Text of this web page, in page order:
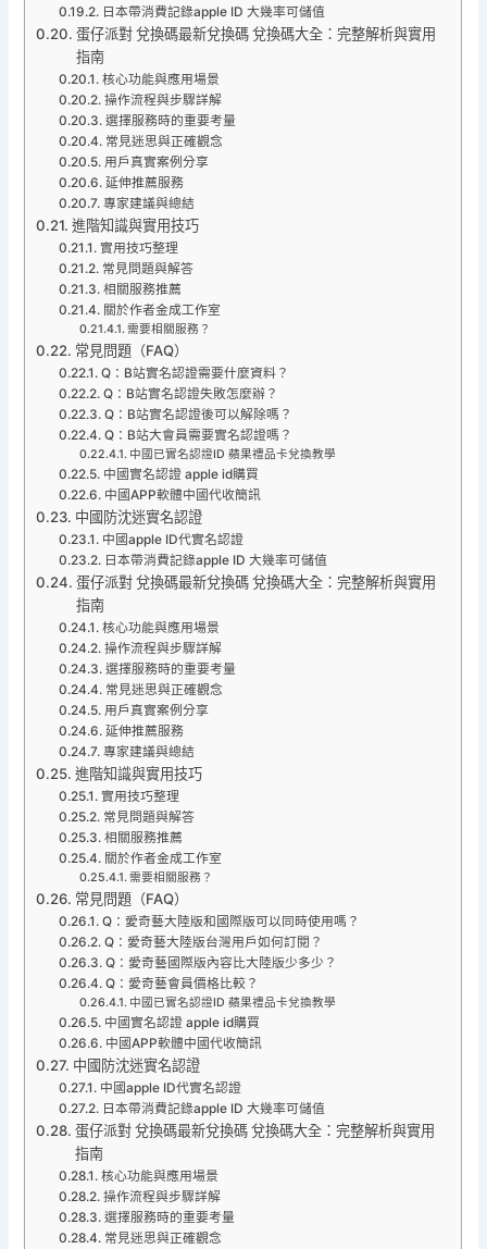
日本帶消費記錄apple ID 大幾率可儲值
蛋仔派對 兌換碼最新兌換碼 兌換碼大全：完整解析與實用
指南
核心功能與應用場景
操作流程與步驟詳解
選擇服務時的重要考量
常見迷思與正確觀念
用戶真實案例分享
延伸推薦服務
專家建議與總結
進階知識與實用技巧
實用技巧整理
常見問題與解答
相關服務推薦
關於作者金成工作室
需要相關服務？
常見問題（FAQ）
Q：B站實名認證需要什麼資料？
Q：B站實名認證失敗怎麼辦？
Q：B站實名認證後可以解除嗎？
Q：B站大會員需要實名認證嗎？
中國已實名認證ID 蘋果禮品卡兌換教學
中國實名認證 apple id購買
中國APP軟體中國代收簡訊
中國防沈迷實名認證
中國apple ID代實名認證
日本帶消費記錄apple ID 大幾率可儲值
蛋仔派對 兌換碼最新兌換碼 兌換碼大全：完整解析與實用
指南
核心功能與應用場景
操作流程與步驟詳解
選擇服務時的重要考量
常見迷思與正確觀念
用戶真實案例分享
延伸推薦服務
專家建議與總結
進階知識與實用技巧
實用技巧整理
常見問題與解答
相關服務推薦
關於作者金成工作室
需要相關服務？
常見問題（FAQ）
Q：愛奇藝大陸版和國際版可以同時使用嗎？
Q：愛奇藝大陸版台灣用戶如何訂閱？
Q：愛奇藝國際版內容比大陸版少多少？
Q：愛奇藝會員價格比較？
中國已實名認證ID 蘋果禮品卡兌換教學
中國實名認證 apple id購買
中國APP軟體中國代收簡訊
中國防沈迷實名認證
中國apple ID代實名認證
日本帶消費記錄apple ID 大幾率可儲值
蛋仔派對 兌換碼最新兌換碼 兌換碼大全：完整解析與實用
指南
核心功能與應用場景
操作流程與步驟詳解
選擇服務時的重要考量
常見迷思與正確觀念